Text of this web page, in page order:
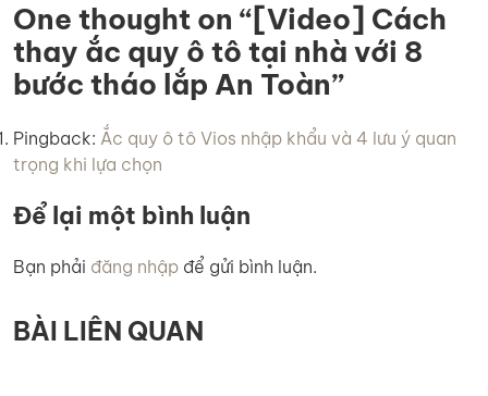
One thought on “[Video] Cách
thay ắc quy ô tô tại nhà với 8
bước tháo lắp An Toàn”
Pingback: Ắc quy ô tô Vios nhập khẩu và 4 lưu ý quan
trọng khi lựa chọn
Để lại một bình luận
Bạn phải đăng nhập để gửi bình luận.
BÀI LIÊN QUAN